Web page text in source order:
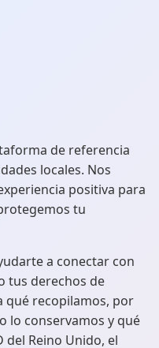
de referencia
locales. Nos
positiva para
tu
a conectar con
tus derechos de
qué recopilamos, por
lo conservamos y qué
del Reino Unido, el